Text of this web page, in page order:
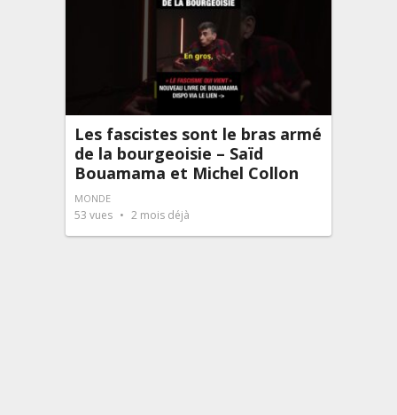
Les fascistes sont le bras armé
de la bourgeoisie – Saïd
Bouamama et Michel Collon
MONDE
53 vues 2 mois déjà